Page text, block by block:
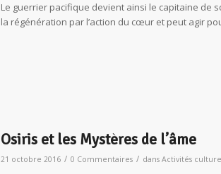
Le guerrier pacifique devient ainsi le capitaine de
la régénération par l’action du cœur et peut agir
Osiris et les Mystères de l’âme
21 octobre 2016 / 0 Commentaires / dans Activités